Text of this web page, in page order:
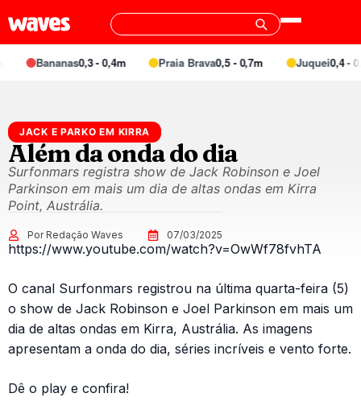
Bananas0,3 - 0,4m Praia Brava0,5 - 0,7m Juquei0,4 -
JACK E PARKO EM KIRRA
Além da onda do dia
Surfonmars registra show de Jack Robinson e Joel
Parkinson em mais um dia de altas ondas em Kirra
Point, Austrália.
Por Redação Waves 07/03/2025
https://www.youtube.com/watch?v=OwWf78fvhTA
O canal Surfonmars registrou na última quarta-feira (5)
o show de Jack Robinson e Joel Parkinson em mais um
dia de altas ondas em Kirra, Austrália. As imagens
apresentam a onda do dia, séries incríveis e vento forte.
Dê o play e confira!